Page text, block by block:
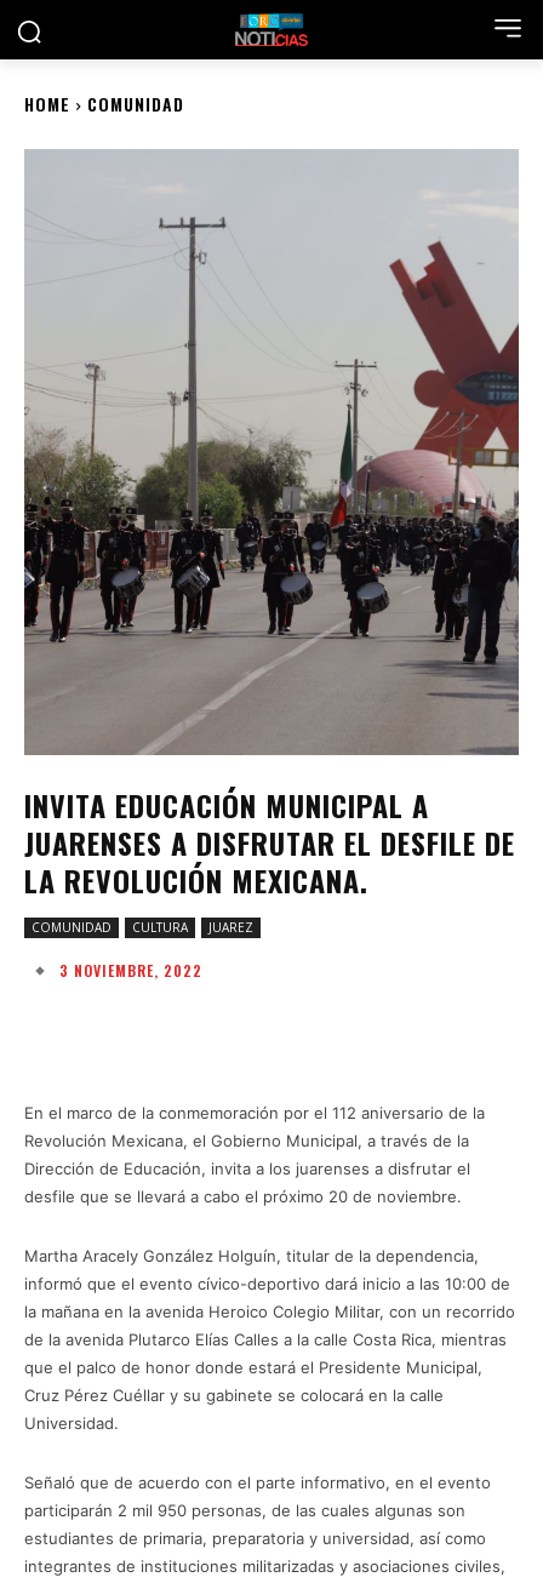
HOME COMUNIDAD
INVITA EDUCACIÓN MUNICIPAL A
JUARENSES A DISFRUTAR EL DESFILE DE
LA REVOLUCIÓN MEXICANA.
COMUNIDAD CULTURA JUAREZ
3 NOVIEMBRE, 2022
En el marco de la conmemoración por el 112 aniversario de la
Revolución Mexicana, el Gobierno Municipal, a través de la
Dirección de Educación, invita a los juarenses a disfrutar el
desfile que se llevará a cabo el próximo 20 de noviembre.
Martha Aracely González Holguín, titular de la dependencia,
informó que el evento cívico-deportivo dará inicio a las 10:00 de
la mañana en la avenida Heroico Colegio Militar, con un recorrido
de la avenida Plutarco Elías Calles a la calle Costa Rica, mientras
que el palco de honor donde estará el Presidente Municipal,
Cruz Pérez Cuéllar y su gabinete se colocará en la calle
Universidad.
Señaló que de acuerdo con el parte informativo, en el evento
participarán 2 mil 950 personas, de las cuales algunas son
estudiantes de primaria, preparatoria y universidad, así como
integrantes de instituciones militarizadas y asociaciones civiles,